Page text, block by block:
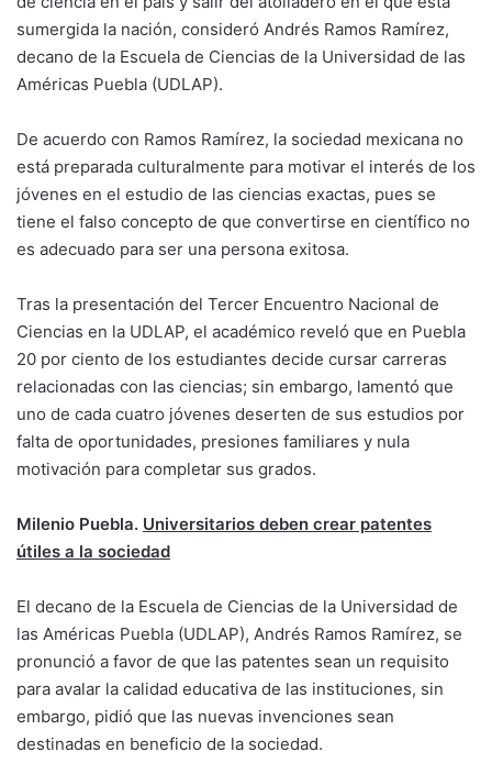
sumergida la nación, consideró Andrés Ramos Ramírez,
decano de la Escuela de Ciencias de la Universidad de las
Américas Puebla (UDLAP).
De acuerdo con Ramos Ramírez, la sociedad mexicana no
está preparada culturalmente para motivar el interés de los
jóvenes en el estudio de las ciencias exactas, pues se
tiene el falso concepto de que convertirse en científico no
es adecuado para ser una persona exitosa.
Tras la presentación del Tercer Encuentro Nacional de
Ciencias en la UDLAP, el académico reveló que en Puebla
20 por ciento de los estudiantes decide cursar carreras
relacionadas con las ciencias; sin embargo, lamentó que
uno de cada cuatro jóvenes deserten de sus estudios por
falta de oportunidades, presiones familiares y nula
motivación para completar sus grados.
Milenio Puebla. Universitarios deben crear patentes
útiles a la sociedad
El decano de la Escuela de Ciencias de la Universidad de
las Américas Puebla (UDLAP), Andrés Ramos Ramírez, se
pronunció a favor de que las patentes sean un requisito
para avalar la calidad educativa de las instituciones, sin
embargo, pidió que las nuevas invenciones sean
destinadas en beneficio de la sociedad.